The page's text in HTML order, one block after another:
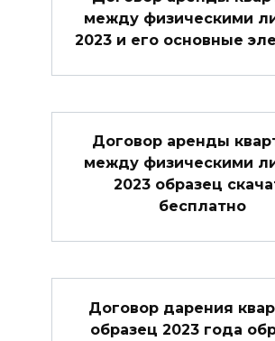
между физическими
2023 и его основные
Договор аренды
между физическими
2023 образец
бесплатно
Договор дарения
образец 2023 года